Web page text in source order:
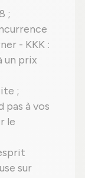
;
- KKK :
un prix
;
pas à vos
le
sur